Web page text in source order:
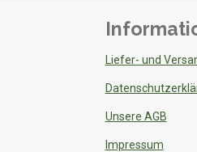
Liefer- und
Unsere AGB
Impressum